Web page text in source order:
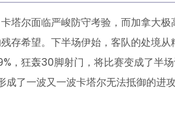
塔尔面临严峻防守考验，而加拿大极
存希望。下半场伊始，客队的处境从
，狂轰30脚射门，将比赛变成了半
成了一波又一波卡塔尔无法抵御的进攻